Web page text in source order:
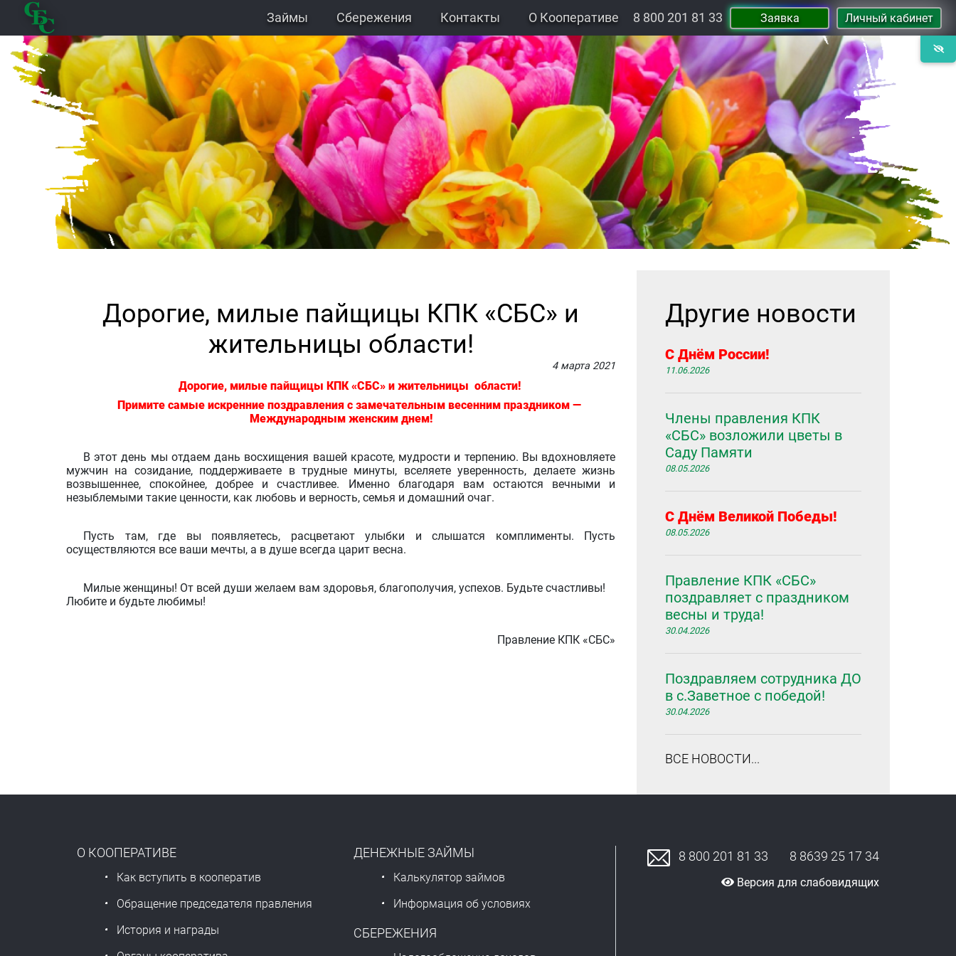
8 800 201 81 33 Заявка Личный кабинет
Займы Сбережения Контакты О Кооперативе
Дорогие, милые пайщицы КПК «СБС» и
жительницы области!
4 марта 2021
Дорогие, милые пайщицы КПК «СБС» и жительницы области!
Примите самые искренние поздравления с замечательным весенним праздником —
Международным женским днем!
В этот день мы отдаем дань восхищения вашей красоте, мудрости и терпению. Вы вдохновляете
мужчин на созидание, поддерживаете в трудные минуты, вселяете уверенность, делаете жизнь
возвышеннее, спокойнее, добрее и счастливее. Именно благодаря вам остаются вечными и
незыблемыми такие ценности, как любовь и верность, семья и домашний очаг.
Пусть там, где вы появляетесь, расцветают улыбки и слышатся комплименты. Пусть
осуществляются все ваши мечты, а в душе всегда царит весна.
Милые женщины! От всей души желаем вам здоровья, благополучия, успехов. Будьте счастливы!
Любите и будьте любимы!
Правление КПК «СБС»
Другие новости
С Днём России!
11.06.2026
Члены правления КПК
«СБС» возложили цветы в
Саду Памяти
08.05.2026
С Днём Великой Победы!
08.05.2026
Правление КПК «СБС»
поздравляет с праздником
весны и труда!
30.04.2026
Поздравляем сотрудника ДО
в с.Заветное с победой!
30.04.2026
ВСЕ НОВОСТИ...
О КООПЕРАТИВЕ
Как вступить в кооператив
Обращение председателя правления
История и награды
ДЕНЕЖНЫЕ ЗАЙМЫ
Калькулятор займов
Информация об условиях
СБЕРЕЖЕНИЯ
8 800 201 81 33 8 8639 25 17 34
Версия для слабовидящих